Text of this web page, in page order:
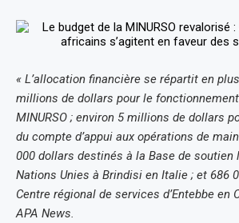
« L’allocation financière se répartit en
millions de dollars pour le
MINURSO ; environ 5 millions de dollars
du compte d’appui aux opérations de
000 dollars destinés à la Base de soutien
Nations Unies à Brindisi en Italie ; et 686
Centre régional de services d’Entebbe en
APA News.